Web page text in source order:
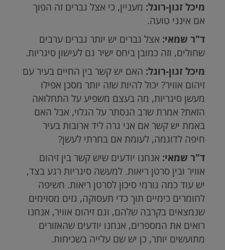
מיכל זגון-רוגל: מעניין, כי אצל גברים זה הפוך
אם אינני טועה.
ד"ר שמאי: אצל גברים יש יותר גברים ערבים
שחולים, וזה כמובן ביחס ישיר גם לעישון סיגריות.
מיכל זגון-רוגל: האם יש קשר בין החיים בעיר עם
זיהום אוויר? יכול להיות שזה יותר מסכן אפילו
מעשן סיגריות, מה בעצם משפיע על התחלואה
הזאת? אמרת שרב הנסתר על הגלוי, אבל האם
באמת יש קשר אם אני גרה ליד ארובות בעיר
חיפה לדוגמה, לעומת אם בחרתי לעשן?
ד"ר שמאי: אנחנו יודעים שיש קשר בין זיהום
אוויר ובין סרטן ריאות. למעשה סיגריות רגע בצד,
יש עוד כמה גורמי סיכון לסרטן ריאות. חשיפה
לחומרים כימיים תוך כדי תעסוקה, גזים מסוימים
שנמצאים בקרבה שלהם, וגם זיהום אוויר, אנחנו
רואים את המספרים, אנחנו יודעים שהאזורים
מתועשים יותר, כן יש שם עלייה בשכיחות.